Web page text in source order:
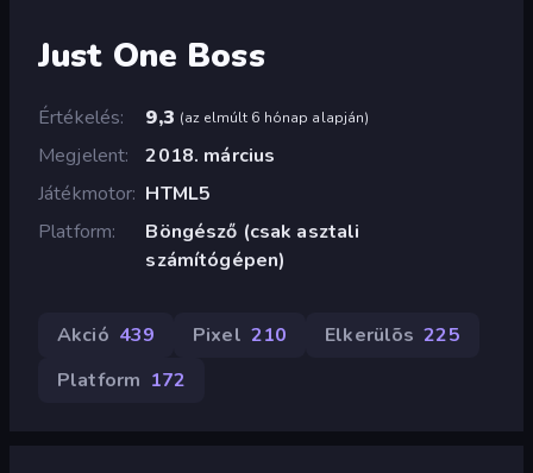
Just One Boss
Értékelés 9,3 (az elmúlt 6 hónap alapján)
Megjelent
2018. március
Játékmotor HTML5
Platform
Böngésző (csak asztali
számítógépen)
Akció 439 Pixel 210 Elkerülõs 225
Platform 172